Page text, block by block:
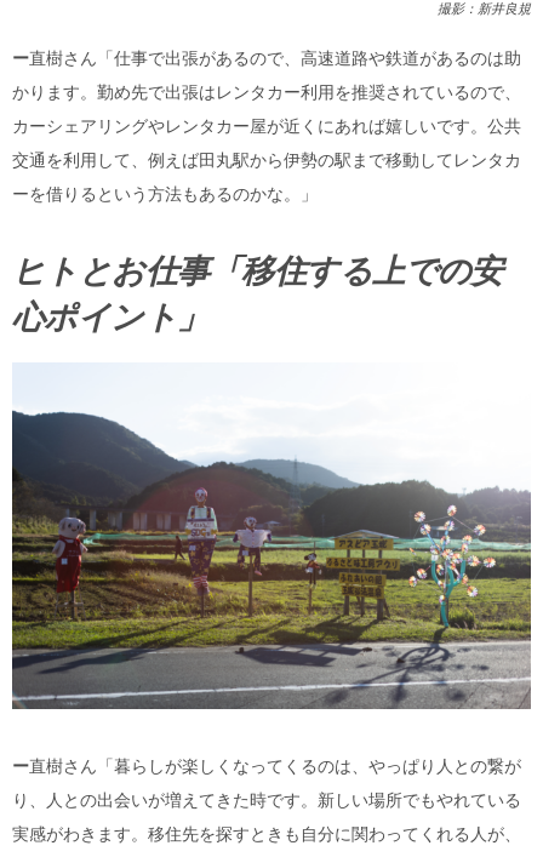
撮影：新井良規
ー直樹さん「仕事で出張があるので、高速道路や鉄道があるのは助
かります。勤め先で出張はレンタカー利用を推奨されているので、
カーシェアリングやレンタカー屋が近くにあれば嬉しいです。公共
交通を利用して、例えば田丸駅から伊勢の駅まで移動してレンタカ
ーを借りるという方法もあるのかな。」
ヒトとお仕事「移住する上での安
心ポイント」
ー直樹さん「暮らしが楽しくなってくるのは、やっぱり人との繋が
り、人との出会いが増えてきた時です。新しい場所でもやれている
実感がわきます。移住先を探すときも自分に関わってくれる人が、